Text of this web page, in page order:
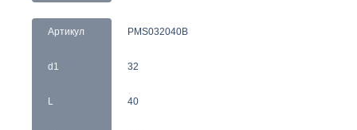
Артикул
d1
L
PMS032040B
32
40